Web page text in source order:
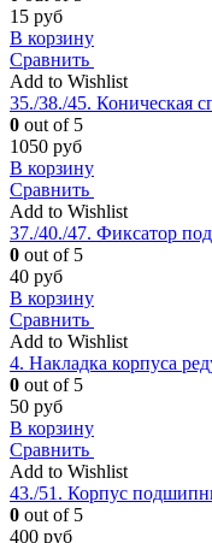
15 руб
В корзину
Сравнить
Add to Wishlist
35./38./45. Коническая
0 out of 5
1050 руб
В корзину
Сравнить
Add to Wishlist
37./40./47. Фиксатор
0 out of 5
40 руб
В корзину
Сравнить
Add to Wishlist
4. Накладка корпуса
0 out of 5
50 руб
В корзину
Сравнить
Add to Wishlist
43./51. Корпус
0 out of 5
400 руб